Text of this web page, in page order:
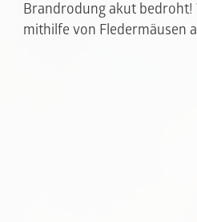
Brandrodung akut
mithilfe von Fledermäusen